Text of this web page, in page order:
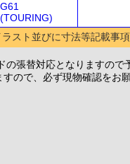
G61
(TOURING)
並びに寸法等記載事項
張替対応となりますので
ので、必ず現物確認をお願